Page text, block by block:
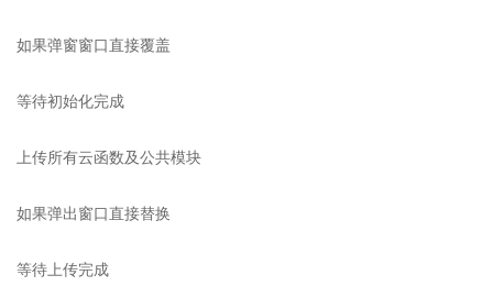
如果弹窗窗口直接覆盖
等待初始化完成
上传所有云函数及公共模块
如果弹出窗口直接替换
等待上传完成